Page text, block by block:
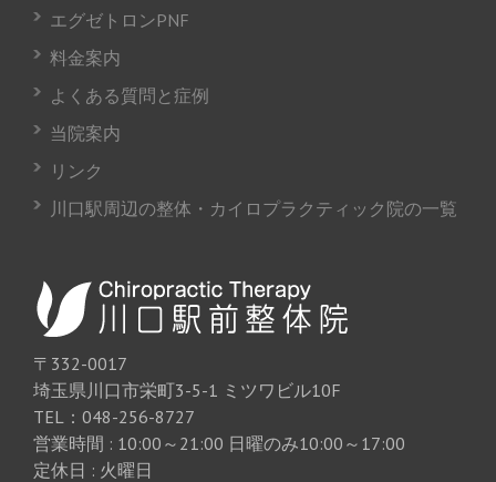
エグゼトロンPNF
料金案内
よくある質問と症例
当院案内
リンク
川口駅周辺の整体・カイロプラクティック院の一覧
〒332-0017
埼玉県川口市栄町3-5-1 ミツワビル10F
TEL：048-256-8727
営業時間 : 10:00～21:00 日曜のみ10:00～17:00
定休日 : 火曜日